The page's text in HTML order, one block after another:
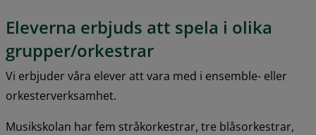
Eleverna erbjuds att spela i olika
grupper/orkestrar
Vi erbjuder våra elever att vara med i ensemble- eller
orkesterverksamhet.
Musikskolan har fem stråkorkestrar, tre blåsorkestrar,